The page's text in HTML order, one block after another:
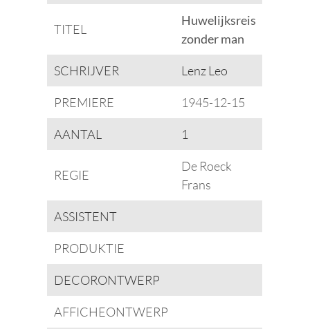
TITEL
Huwelijksreis
zonder man
SCHRIJVER Lenz Leo
PREMIERE 1945-12-15
AANTAL 1
REGIE
De Roeck
Frans
ASSISTENT
PRODUKTIE
DECORONTWERP
AFFICHEONTWERP